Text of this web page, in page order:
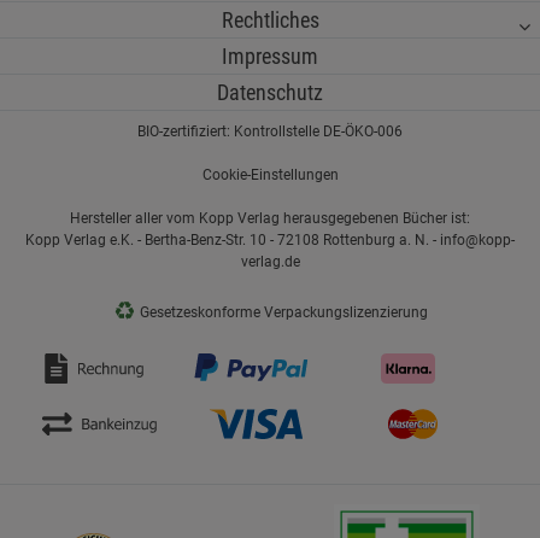
Rechtliches
Impressum
Datenschutz
BIO-zertifiziert: Kontrollstelle DE-ÖKO-006
Cookie-Einstellungen
Hersteller aller vom Kopp Verlag herausgegebenen Bücher ist:
Kopp Verlag e.K. - Bertha-Benz-Str. 10 - 72108 Rottenburg a. N. - info@kopp-
verlag.de
♻ Gesetzeskonforme Verpackungslizenzierung